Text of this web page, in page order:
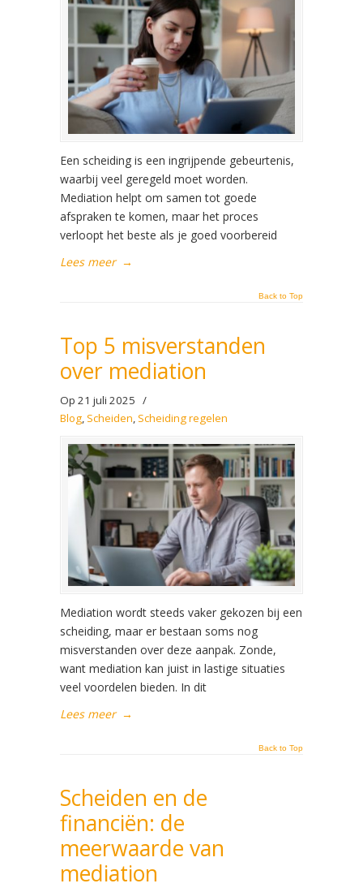
Een scheiding is een ingrijpende gebeurtenis,
waarbij veel geregeld moet worden.
Mediation helpt om samen tot goede
afspraken te komen, maar het proces
verloopt het beste als je goed voorbereid
Lees meer →
Back to Top
Top 5 misverstanden
over mediation
Op 21 juli 2025 /
Blog, Scheiden, Scheiding regelen
Mediation wordt steeds vaker gekozen bij een
scheiding, maar er bestaan soms nog
misverstanden over deze aanpak. Zonde,
want mediation kan juist in lastige situaties
veel voordelen bieden. In dit
Lees meer →
Back to Top
Scheiden en de
financiën: de
meerwaarde van
mediation